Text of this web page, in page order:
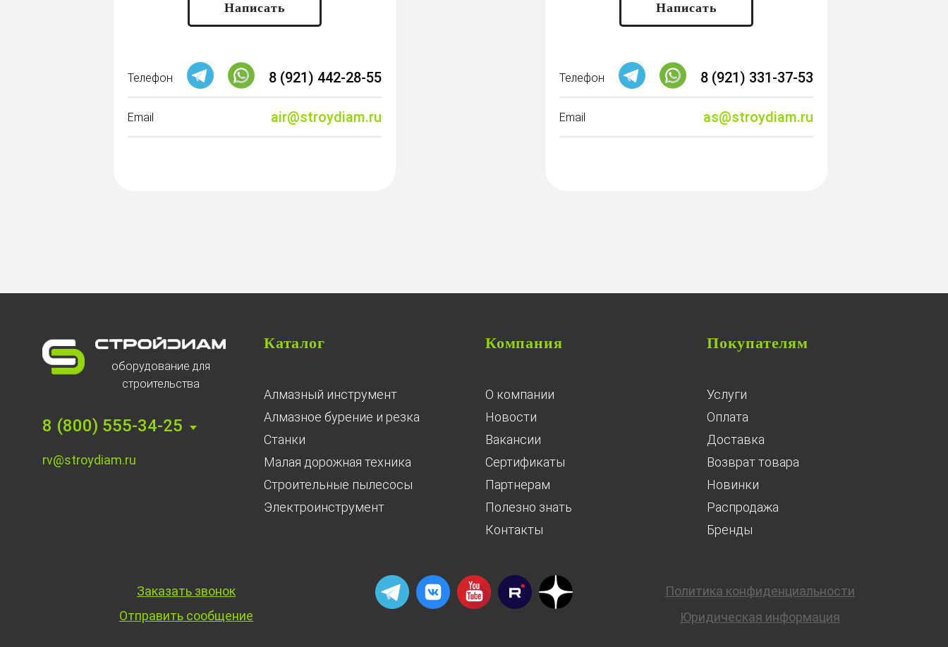
Написать
Телефон 8 (921) 442-28-55
Email air@stroydiam.ru
Написать
Телефон 8 (921) 331-37-53
Email as@stroydiam.ru
оборудование для
строительства
8 (800) 555-34-25
rv@stroydiam.ru
Каталог
Алмазный инструмент
Алмазное бурение и резка
Станки
Малая дорожная техника
Строительные пылесосы
Электроинструмент
Компания
О компании
Новости
Вакансии
Сертификаты
Партнерам
Полезно знать
Контакты
Покупателям
Услуги
Оплата
Доставка
Возврат товара
Новинки
Распродажа
Бренды
Заказать звонок
Отправить сообщение
Политика конфиденциальности
Юридическая информация